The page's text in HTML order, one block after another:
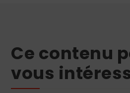
Ce contenu
vous